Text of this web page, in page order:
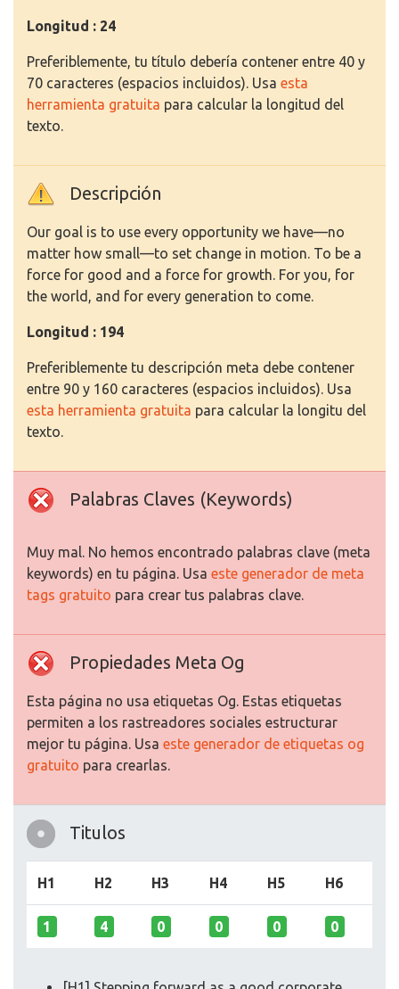
Longitud : 24
Preferiblemente, tu título debería contener entre 40 y
70 caracteres (espacios incluidos). Usa esta
herramienta gratuita para calcular la longitud del
texto.
Descripción
Our goal is to use every opportunity we have—no
matter how small—to set change in motion. To be a
force for good and a force for growth. For you, for
the world, and for every generation to come.
Longitud : 194
Preferiblemente tu descripción meta debe contener
entre 90 y 160 caracteres (espacios incluidos). Usa
esta herramienta gratuita para calcular la longitu del
texto.
Palabras Claves (Keywords)
Muy mal. No hemos encontrado palabras clave (meta
keywords) en tu página. Usa este generador de meta
tags gratuito para crear tus palabras clave.
Propiedades Meta Og
Esta página no usa etiquetas Og. Estas etiquetas
permiten a los rastreadores sociales estructurar
mejor tu página. Usa este generador de etiquetas og
gratuito para crearlas.
Titulos
H1 H2 H3 H4 H5 H6
1 4 0 0 0 0